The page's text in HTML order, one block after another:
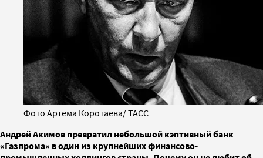
Фото Артема Коротаева/ ТАСС
Андрей Акимов превратил небольшой кэптивный банк
«Газпрома» в один из крупнейших финансово-